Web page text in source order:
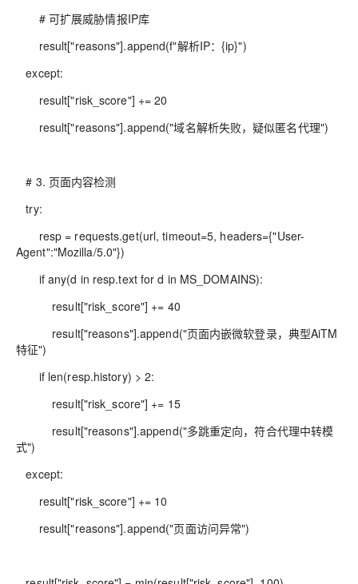
# 可扩展威胁情报IP库
result["reasons"].append(f"解析IP：{ip}")
except:
result["risk_score"] += 20
result["reasons"].append("域名解析失败，疑似匿名代理")
# 3. 页面内容检测
try:
resp = requests.get(url, timeout=5, headers={"User-
Agent":"Mozilla/5.0"})
if any(d in resp.text for d in MS_DOMAINS):
result["risk_score"] += 40
result["reasons"].append("页面内嵌微软登录，典型AiTM
特征")
if len(resp.history) > 2:
result["risk_score"] += 15
result["reasons"].append("多跳重定向，符合代理中转模
式")
except:
result["risk_score"] += 10
result["reasons"].append("页面访问异常")